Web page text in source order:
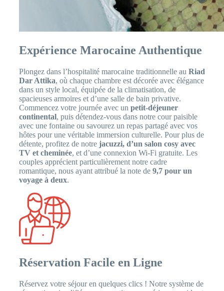
Expérience Marocaine Authentique
Plongez dans l’hospitalité marocaine traditionnelle au Riad
Dar Attika, où chaque chambre est décorée avec élégance
dans un style local, équipée de la climatisation, de
spacieuses armoires et d’une salle de bain privative.
Commencez votre journée avec un petit-déjeuner
continental, puis détendez-vous dans notre cour paisible
avec une fontaine ou savourez un repas partagé avec vos
hôtes pour une véritable immersion culturelle. Pour plus de
détente, profitez de notre jacuzzi, d’un salon cosy avec
TV et cheminée, et d’une connexion Wi-Fi gratuite. Les
couples apprécient particulièrement notre cadre
romantique, nous ayant attribué la note de 9,7 pour un
voyage à deux.
Réservation Facile en Ligne
Réservez votre séjour en quelques clics ! Notre système de